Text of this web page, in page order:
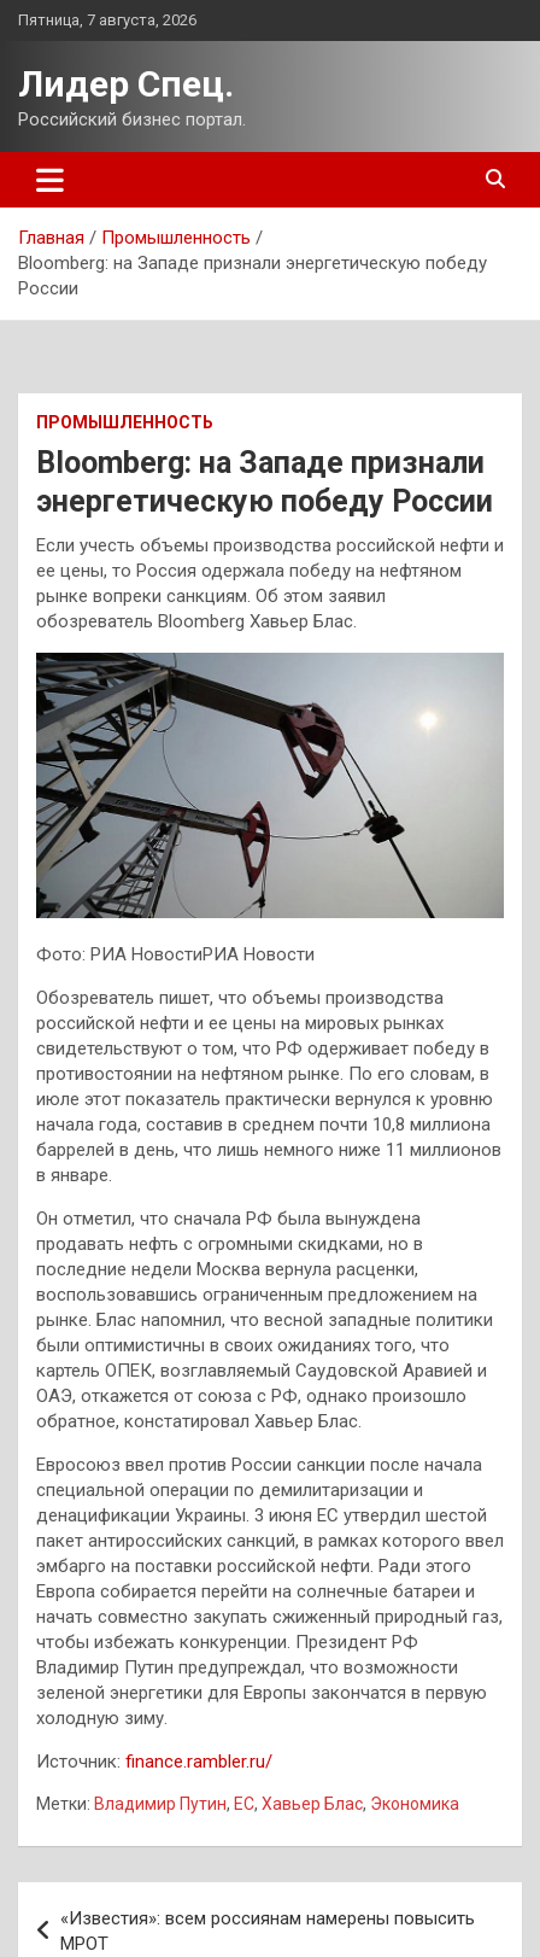
Перейти
Пятница, 7 августа, 2026
Лидер Спец.
Российский бизнес портал.
Главная
Промышленность
Bloomberg: на Западе признали энергетическую победу
России
ПРОМЫШЛЕННОСТЬ
Bloomberg: на Западе признали
энергетическую победу России
Если учесть объемы производства российской нефти и
ее цены, то Россия одержала победу на нефтяном
рынке вопреки санкциям. Об этом заявил
обозреватель Bloomberg Хавьер Блас.
Фото: РИА НовостиРИА Новости
Обозреватель пишет, что объемы производства
российской нефти и ее цены на мировых рынках
свидетельствуют о том, что РФ одерживает победу в
противостоянии на нефтяном рынке. По его словам, в
июле этот показатель практически вернулся к уровню
начала года, составив в среднем почти 10,8 миллиона
баррелей в день, что лишь немного ниже 11 миллионов
в январе.
Он отметил, что сначала РФ была вынуждена
продавать нефть с огромными скидками, но в
последние недели Москва вернула расценки,
воспользовавшись ограниченным предложением на
рынке. Блас напомнил, что весной западные политики
были оптимистичны в своих ожиданиях того, что
картель ОПЕК, возглавляемый Саудовской Аравией и
ОАЭ, откажется от союза с РФ, однако произошло
обратное, констатировал Хавьер Блас.
Евросоюз ввел против России санкции после начала
специальной операции по демилитаризации и
денацификации Украины. 3 июня ЕС утвердил шестой
пакет антироссийских санкций, в рамках которого ввел
эмбарго на поставки российской нефти. Ради этого
Европа собирается перейти на солнечные батареи и
начать совместно закупать сжиженный природный газ,
чтобы избежать конкуренции. Президент РФ
Владимир Путин предупреждал, что возможности
зеленой энергетики для Европы закончатся в первую
холодную зиму.
Источник: finance.rambler.ru/
Метки: Владимир Путин, ЕС, Хавьер Блас, Экономика
по
«Известия»: всем россиянам намерены повысить
МРОТ